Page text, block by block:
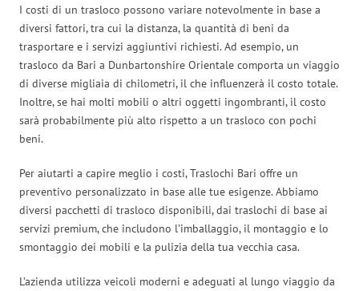
I costi di un trasloco possono variare notevolmente in base a
diversi fattori, tra cui la distanza, la quantità di beni da
trasportare e i servizi aggiuntivi richiesti. Ad esempio, un
trasloco da Bari a Dunbartonshire Orientale comporta un viaggio
di diverse migliaia di chilometri, il che influenzerà il costo totale.
Inoltre, se hai molti mobili o altri oggetti ingombranti, il costo
sarà probabilmente più alto rispetto a un trasloco con pochi
beni.
Per aiutarti a capire meglio i costi, Traslochi Bari offre un
preventivo personalizzato in base alle tue esigenze. Abbiamo
diversi pacchetti di trasloco disponibili, dai traslochi di base ai
servizi premium, che includono l’imballaggio, il montaggio e lo
smontaggio dei mobili e la pulizia della tua vecchia casa.
L’azienda utilizza veicoli moderni e adeguati al lungo viaggio da